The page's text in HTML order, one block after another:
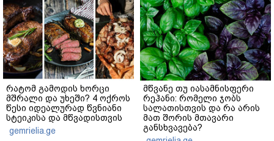
რატომ გამოდის ხორცი
მშრალი და უხეში? 4 ოქროს
წესი იდეალურად წვნიანი
სტეიკისა და მწვადისთვის
gemrielia.ge
მწვანე თუ იასამნისფერი
რეჰანი: რომელი ჯობს
სალათისთვის და რა არის
მათ შორის მთავარი
განსხვავება?